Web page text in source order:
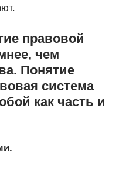
правовой
чем
Понятие
система
как часть и